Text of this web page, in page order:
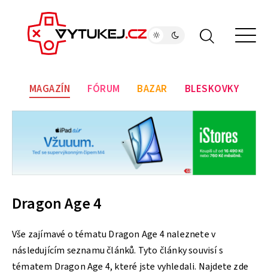
MAGAZÍN FÓRUM BAZAR BLESKOVKY
Dragon Age 4
Vše zajímavé o tématu Dragon Age 4 naleznete v
následujícím seznamu článků. Tyto články souvisí s
tématem Dragon Age 4, které jste vyhledali. Najdete zde